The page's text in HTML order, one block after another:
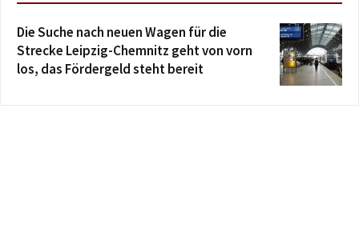
Die Suche nach neuen Wagen für die
Strecke Leipzig-Chemnitz geht von vorn
los, das Fördergeld steht bereit